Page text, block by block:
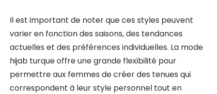
Il est important de noter que ces styles peuvent
varier en fonction des saisons, des tendances
actuelles et des préférences individuelles. La mode
hijab turque offre une grande flexibilité pour
permettre aux femmes de créer des tenues qui
correspondent à leur style personnel tout en